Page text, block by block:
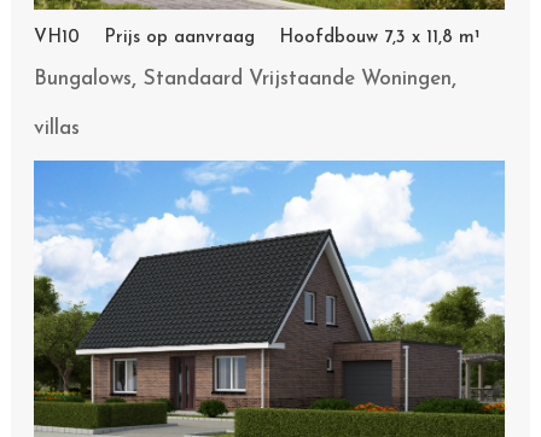
VH10 Prijs op aanvraag Hoofdbouw 7,3 x 11,8 m¹
Bungalows,Standaard Vrijstaande Woningen,
villas